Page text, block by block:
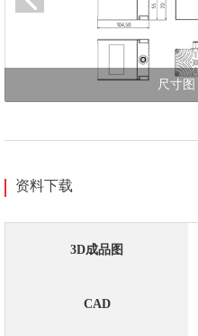
尺寸图
资料下载
3D成品图
CAD